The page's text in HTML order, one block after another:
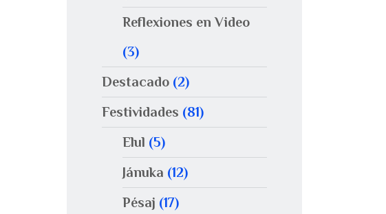
Reflexiones en Video
(3)
Destacado (2)
Festividades (81)
Elul (5)
Jánuka (12)
Pésaj (17)